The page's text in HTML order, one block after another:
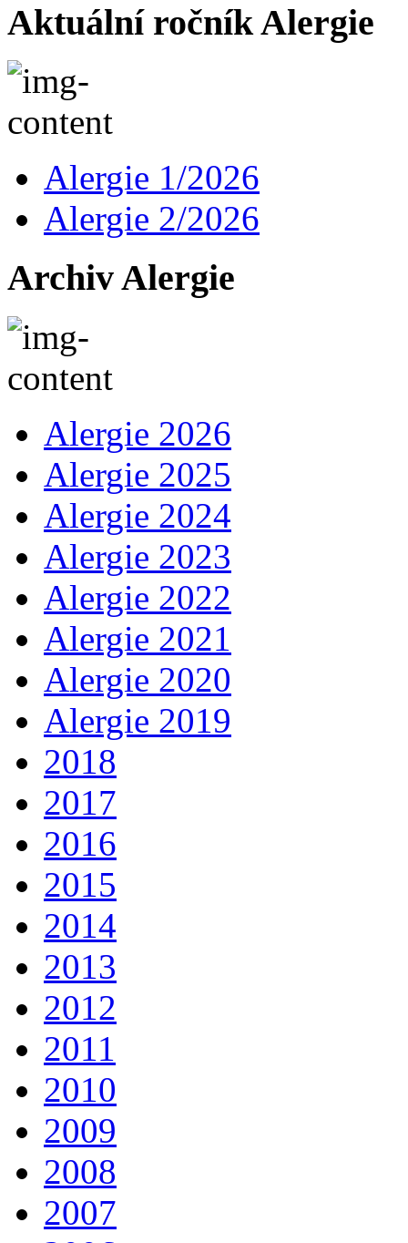
Aktuální ročník Alergie
Alergie 1/2026
Alergie 2/2026
Archiv Alergie
Alergie 2026
Alergie 2025
Alergie 2024
Alergie 2023
Alergie 2022
Alergie 2021
Alergie 2020
Alergie 2019
2018
2017
2016
2015
2014
2013
2012
2011
2010
2009
2008
2007